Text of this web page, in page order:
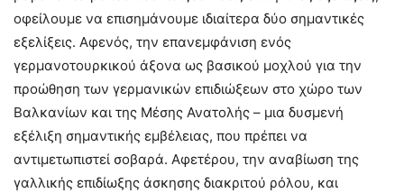
οφείλουμε να επισημάνουμε ιδιαίτερα δύο σημαντικές
εξελίξεις. Αφενός, την επανεμφάνιση ενός
γερμανοτουρκικού άξονα ως βασικού μοχλού για την
προώθηση των γερμανικών επιδιώξεων στο χώρο των
Βαλκανίων και της Μέσης Ανατολής – μια δυσμενή
εξέλιξη σημαντικής εμβέλειας, που πρέπει να
αντιμετωπιστεί σοβαρά. Αφετέρου, την αναβίωση της
γαλλικής επιδίωξης άσκησης διακριτού ρόλου, και